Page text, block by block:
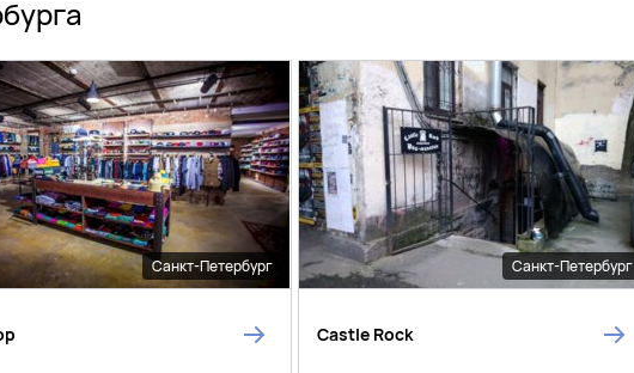
Санкт-Петербург Санкт-Петербург
Castle Rock